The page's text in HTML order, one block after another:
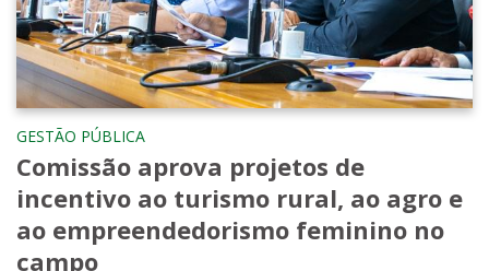
GESTÃO PÚBLICA
Comissão aprova projetos de
incentivo ao turismo rural, ao agro e
ao empreendedorismo feminino no
campo